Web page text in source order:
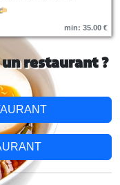
min: 35.00 €
restaurant ?